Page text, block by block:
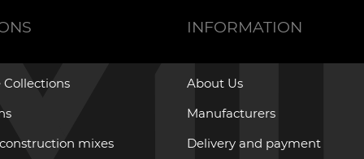
mixes
INFORMATION
About Us
Manufacturers
Delivery and payment